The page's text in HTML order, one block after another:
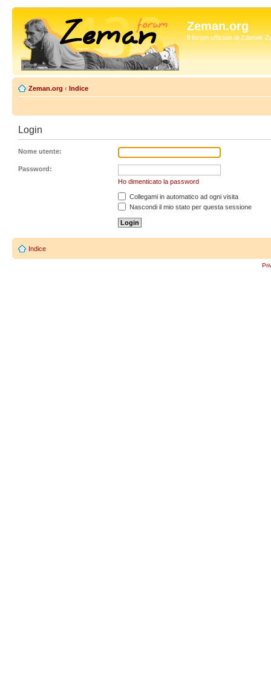
Zeman.org
Il forum ufficiale di Zdenek
Zeman.org ‹ Indice
Login
Nome utente:
Password:
Ho dimenticato la password
Collegami in automatico ad ogni visita
Nascondi il mio stato per questa sessione
Indice